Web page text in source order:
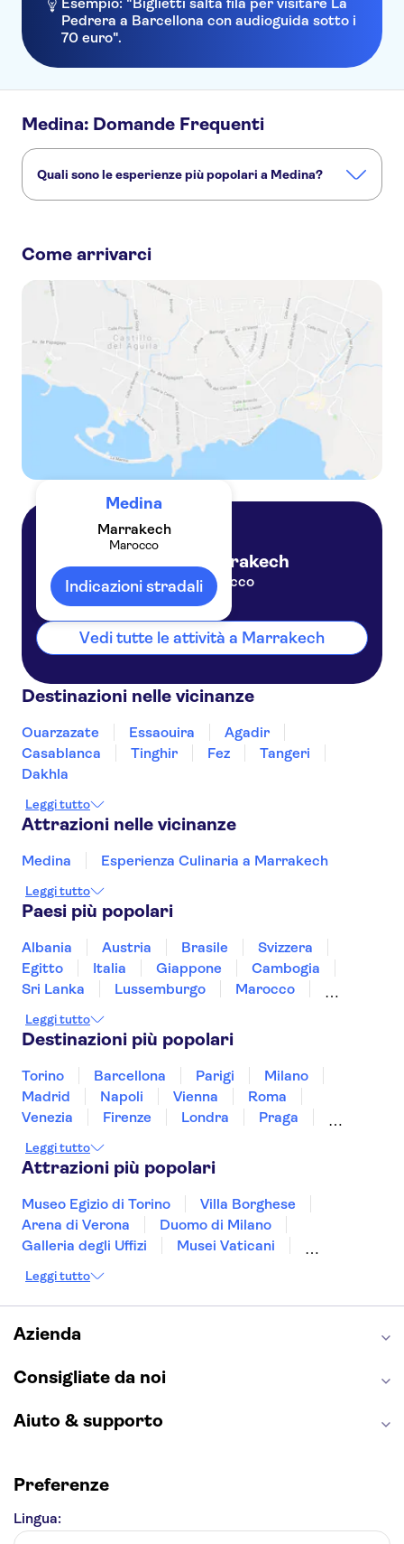
Pedrera a Barcellona con audioguida sotto i
70 euro".
Medina: Domande Frequenti
Quali sono le esperienze più popolari a Medina?
Avventura in bicicletta con guida a Marrakech
Come arrivarci
Medina
Marrakech
Marocco
Indicazioni stradali
Marrakech
Marocco
Vedi tutte le attività a Marrakech
Destinazioni nelle vicinanze
Ouarzazate Essaouira
Agadir
Casablanca
Tinghir Fez
Tangeri
Dakhla
Leggi tutto
Attrazioni nelle vicinanze
Medina Esperienza Culinaria a Marrakech
Leggi tutto
Paesi più popolari
Albania Austria Brasile
Svizzera
Egitto
Italia Giappone
Cambogia
Sri Lanka
Lussemburgo
Marocco
Slovenia
Thailandia Tunisia
Vietnam
Leggi tutto
Destinazioni più popolari
Torino Barcellona Parigi
Milano
Madrid
Napoli Vienna
Roma
Venezia
Firenze Londra
Praga
Bologna
Malta Genova
Leggi tutto
Attrazioni più popolari
Museo Egizio di Torino
Villa Borghese
Arena di Verona
Duomo di Milano
Galleria degli Uffizi
Musei Vaticani
Museo del Louvre
Teatro alla Scala
Sagrada Familia
Pantheon
Napoli Sotterranea
Leggi tutto
Azienda
Consigliate da noi
Aiuto & supporto
Preferenze
Lingua: